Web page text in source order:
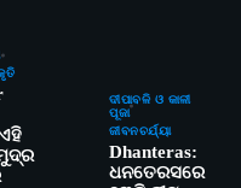
ଦୀପାବଳି ଓ କାଳୀ
ପୂଜା
ଜୀବନଚର୍ଯ୍ୟା
Dhanteras:
ଧନତେରସରେ